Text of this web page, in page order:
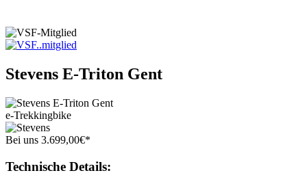
Stevens E-Triton Gent
e-Trekkingbike
Bei uns 3.699,00€*
Technische Details: